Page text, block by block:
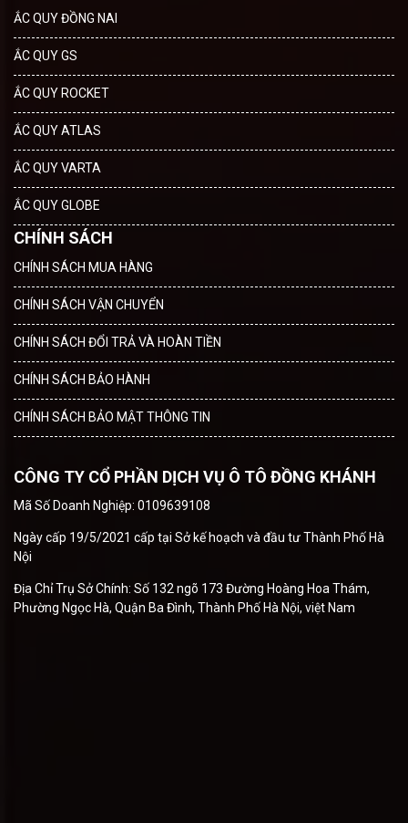
ẮC QUY ĐỒNG NAI
ẮC QUY GS
ẮC QUY ROCKET
ẮC QUY ATLAS
ẮC QUY VARTA
ẮC QUY GLOBE
CHÍNH SÁCH
CHÍNH SÁCH MUA HÀNG
CHÍNH SÁCH VẬN CHUYỂN
CHÍNH SÁCH ĐỔI TRẢ VÀ HOÀN TIỀN
CHÍNH SÁCH BẢO HÀNH
CHÍNH SÁCH BẢO MẬT THÔNG TIN
CÔNG TY CỔ PHẦN DỊCH VỤ Ô TÔ ĐỒNG KHÁNH
Mã Số Doanh Nghiệp: 0109639108
Ngày cấp 19/5/2021 cấp tại Sở kế hoạch và đầu tư Thành Phố Hà
Nội
Địa Chỉ Trụ Sở Chính: Số 132 ngõ 173 Đường Hoàng Hoa Thám,
Phường Ngọc Hà, Quận Ba Đình, Thành Phố Hà Nội, việt Nam